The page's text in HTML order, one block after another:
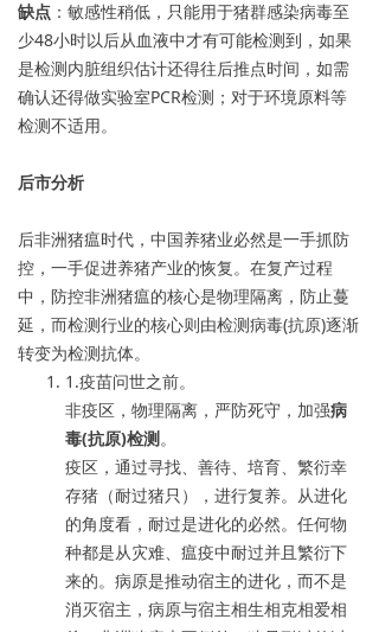
缺点 ：敏感性稍低，只能用于猪群感染病毒至
少48小时以后从血液中才有可能检测到，如果
是检测内脏组织估计还得往后推点时间，如需
确认还得做实验室PCR检测；对于环境原料等
检测不适用。
后市分析
后非洲猪瘟时代，中国养猪业必然是一手抓防
控，一手促进养猪产业的恢复。在复产过程
中，防控非洲猪瘟的核心是物理隔离，防止蔓
延，而检测行业的核心则由检测病毒(抗原)逐渐
转变为检测抗体。
1.疫苗问世之前。
非疫区，物理隔离，严防死守，加强病
毒(抗原)检测。
疫区，通过寻找、善待、培育、繁衍幸
存猪（耐过猪只），进行复养。从进化
的角度看，耐过是进化的必然。任何物
种都是从灾难、瘟疫中耐过并且繁衍下
来的。病原是推动宿主的进化，而不是
消灭宿主，病原与宿主相生相克相爱相